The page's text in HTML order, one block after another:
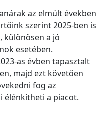
az elmúlt években
szerint 2025-ben is
különösen a jó
esetében.
as évben tapasztalt
majd ezt követően
fog az
élénkítheti a piacot.